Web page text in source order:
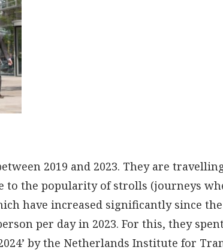
2019 and 2023. They are
to the popularity of strolls (journeys
have increased significantly since the
per day in 2023. For this, they
by the Netherlands Institute for